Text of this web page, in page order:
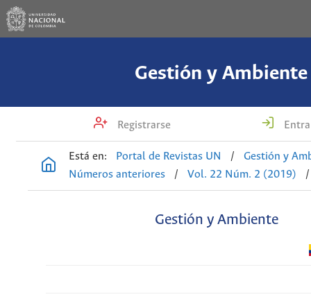
Gestión y Ambiente
Registrarse
Está en: Portal de Revistas UN /
Gestión y
Números anteriores
/ Vol. 22 Núm. 2 (2019) /
Gestión y Ambiente